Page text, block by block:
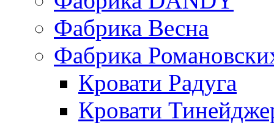
Фабрика Весна
Фабрика
Кровати Радуга
Кровати